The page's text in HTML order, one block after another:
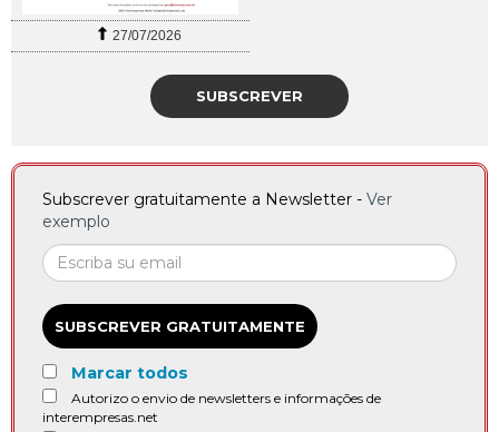
27/07/2026
SUBSCREVER
Subscrever gratuitamente a Newsletter - Ver
exemplo
SUBSCREVER GRATUITAMENTE
Marcar todos
Autorizo o envio de newsletters e informações de
interempresas.net